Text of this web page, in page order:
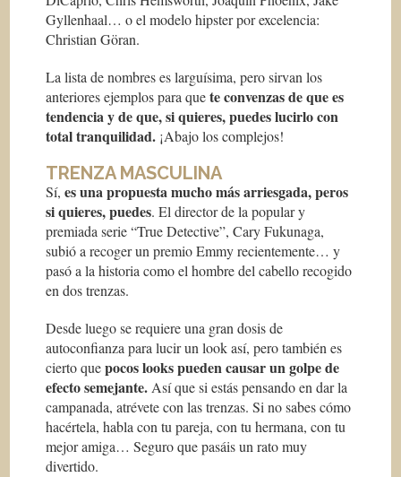
Gyllenhaal… o el modelo hipster por excelencia:
Christian Göran.
La lista de nombres es larguísima, pero sirvan los
anteriores ejemplos para quete convenzas de que es
tendencia y de que, si quieres, puedes lucirlo con
total tranquilidad. ¡Abajo los complejos!
TRENZA MASCULINA
Sí,es una propuesta mucho más arriesgada, peros
si quieres, puedes. El director de la popular y
premiada serie “True Detective”, Cary Fukunaga,
subió a recoger un premio Emmy recientemente… y
pasó a la historia como el hombre del cabello recogido
en dos trenzas.
Desde luego se requiere una gran dosis de
autoconfianza para lucir un look así, pero también es
cierto quepocos looks pueden causar un golpe de
efecto semejante.Así que si estás pensando en dar la
campanada, atrévete con las trenzas. Si no sabes cómo
hacértela, habla con tu pareja, con tu hermana, con tu
mejor amiga… Seguro que pasáis un rato muy
divertido.